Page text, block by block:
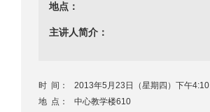
地点：
主讲人简介：
时 间： 2013年5月23日（星期四）下午4:10
地 点： 中心教学楼610